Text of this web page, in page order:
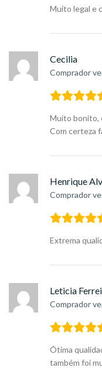
Muito legal e
Cecilia
Comprador
Muito bonito,
Com certeza
Henrique
Comprador
Extrema
Leticia
Comprador
Ótima
também foi